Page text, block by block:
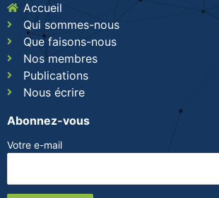
Accueil
Qui sommes-nous
Que faisons-nous
Nos membres
Publications
Nous écrire
Abonnez-vous
Votre e-mail